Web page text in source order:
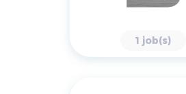
1 job(s)